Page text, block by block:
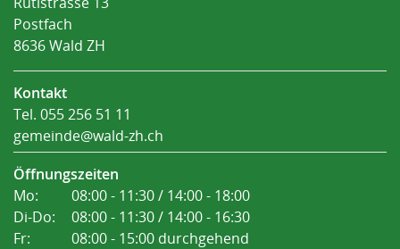
Postfach
8636 Wald ZH
Kontakt
Tel. 055 256 51 11
gemeinde@wald-zh.ch
Öffnungszeiten
Mo:
08:00 - 11:30 / 14:00 - 18:00
Di-Do:
08:00 - 11:30 / 14:00 - 16:30
Fr:
08:00 - 15:00 durchgehend